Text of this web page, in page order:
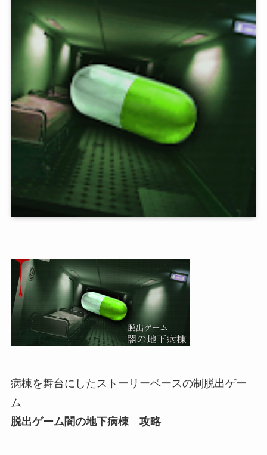
病棟を舞台にしたストーリーベースの制脱出ゲー
ム
脱出ゲーム闇の地下病棟 攻略